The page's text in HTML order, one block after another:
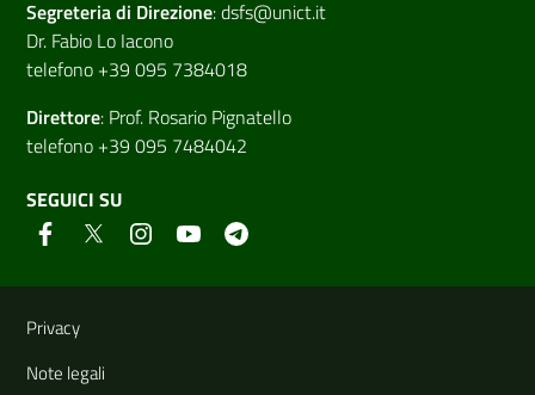
Segreteria di Direzione:dsfs@unict.it
Dr. Fabio Lo Iacono
telefono +39 095 7384018
Direttore: Prof. Rosario Pignatello
telefono +39 095 7484042
SEGUICI SU
Link e informazioni utili
Privacy
Note legali